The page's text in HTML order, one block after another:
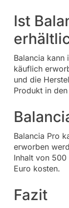
Ist
Balancia kann
käuflich
und die
Produkt in
Balancia Pro
erworben
Inhalt von
Euro kosten.
Fazit